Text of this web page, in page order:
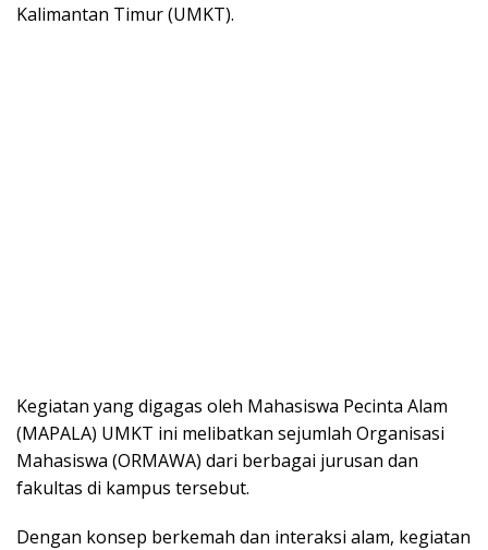
Kalimantan Timur (UMKT).
Kegiatan yang digagas oleh Mahasiswa Pecinta Alam
(MAPALA) UMKT ini melibatkan sejumlah Organisasi
Mahasiswa (ORMAWA) dari berbagai jurusan dan
fakultas di kampus tersebut.
Dengan konsep berkemah dan interaksi alam, kegiatan